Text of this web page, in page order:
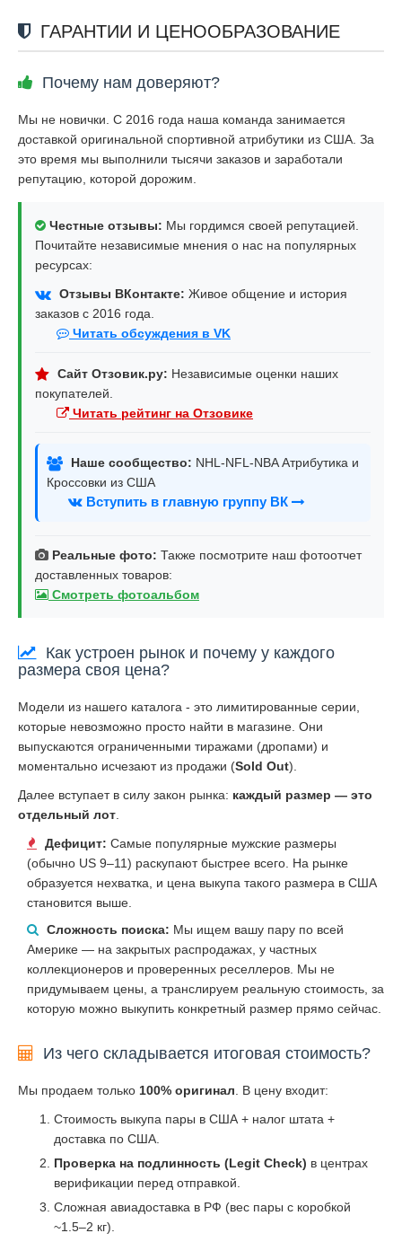
ГАРАНТИИ И ЦЕНООБРАЗОВАНИЕ
Почему нам доверяют?
Мы не новички. С 2016 года наша команда занимается
доставкой оригинальной спортивной атрибутики из США. За
это время мы выполнили тысячи заказов и заработали
репутацию, которой дорожим.
Честные отзывы: Мы гордимся своей репутацией.
Почитайте независимые мнения о нас на популярных
ресурсах:
Отзывы ВКонтакте: Живое общение и история
заказов с 2016 года.
Читать обсуждения в VK
Сайт Отзовик.ру: Независимые оценки наших
покупателей.
Читать рейтинг на Отзовике
Наше сообщество: NHL-NFL-NBA Атрибутика и
Кроссовки из США
Вступить в главную группу ВК
Реальные фото: Также посмотрите наш фотоотчет
доставленных товаров:
Смотреть фотоальбом
Как устроен рынок и почему у каждого
размера своя цена?
Модели из нашего каталога - это лимитированные серии,
которые невозможно просто найти в магазине. Они
выпускаются ограниченными тиражами (дропами) и
моментально исчезают из продажи (Sold Out).
Далее вступает в силу закон рынка: каждый размер — это
отдельный лот
Дефицит: Самые популярные мужские размеры
(обычно US 9–11) раскупают быстрее всего. На рынке
образуется нехватка, и цена выкупа такого размера в США
становится выше.
Сложность поиска: Мы ищем вашу пару по всей
Америке — на закрытых распродажах, у частных
коллекционеров и проверенных реселлеров. Мы не
придумываем цены, а транслируем реальную стоимость, за
которую можно выкупить конкретный размер прямо сейчас.
Из чего складывается итоговая стоимость?
Мы продаем только 100% оригинал . В цену входит:
Стоимость выкупа пары в США + налог штата +
доставка по США.
Проверка на подлинность (Legit Check) в центрах
верификации перед отправкой.
Сложная авиадоставка в РФ (вес пары с коробкой
~1.5–2 кг).